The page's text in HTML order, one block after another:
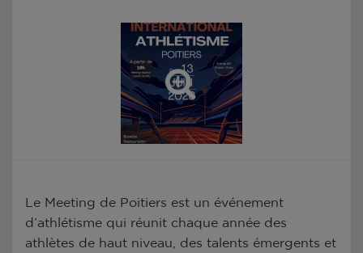
Le Meeting de Poitiers est un événement
d’athlétisme qui réunit chaque année des
athlètes de haut niveau, des talents émergents et